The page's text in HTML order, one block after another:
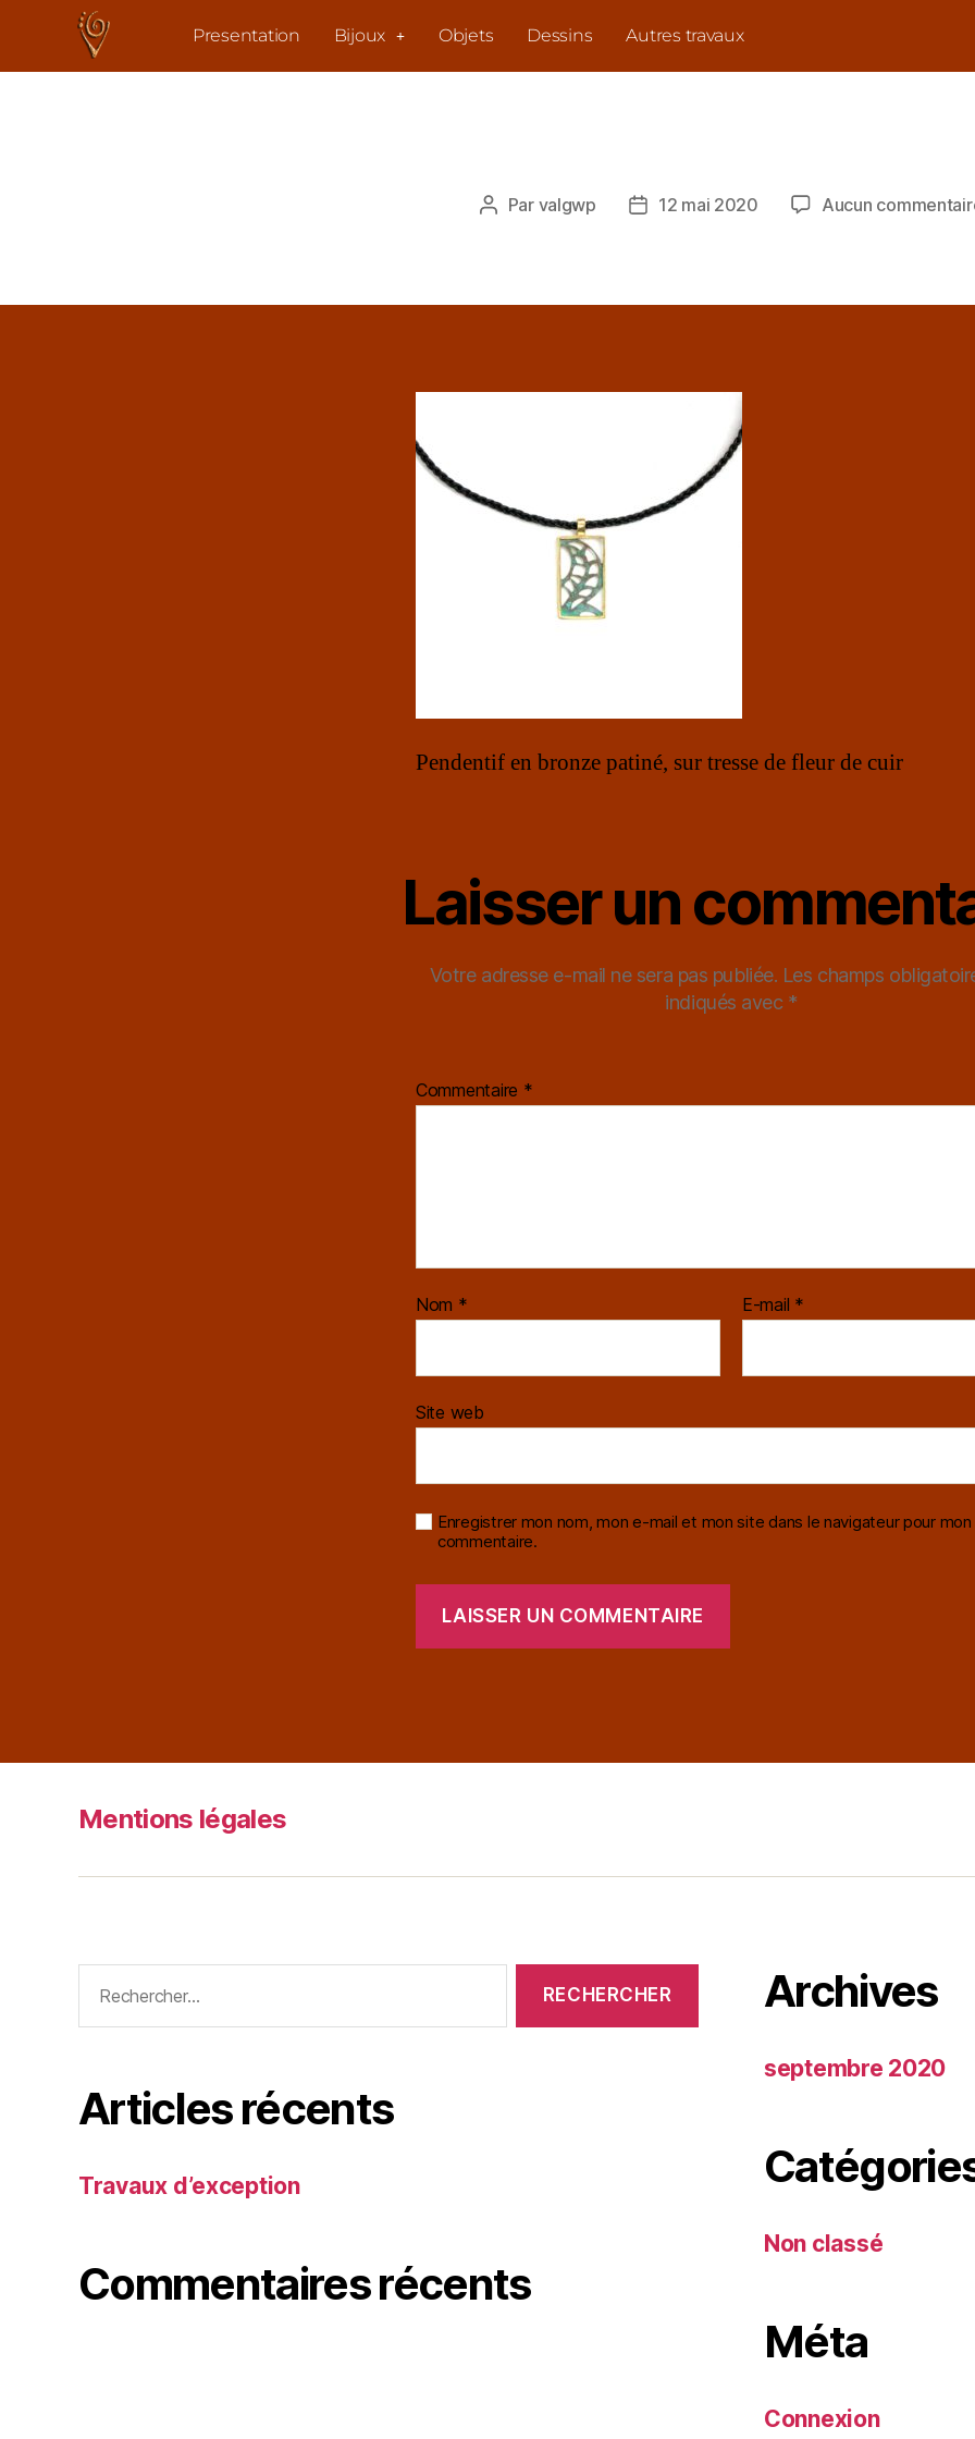
Presentation Bijoux Objets Dessins Autres travaux
Par valgwp 12 mai 2020 Aucun
Pendentif en bronze patiné, sur tresse de fleur de cuir
Laisser un
Votre adresse e-mail ne sera pas publiée. Les champs
indiqués avec *
Commentaire *
Nom * E-mail *
Site web
Enregistrer mon nom, mon e-mail et mon site dans le navigateur pour mon
commentaire.
Mentions légales
Articles récents
Travaux d’exception
Commentaires récents
Archives
septembre 2020
Non classé
Méta
Connexion